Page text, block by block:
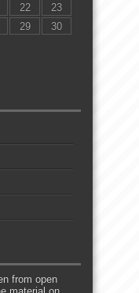
22
23
29
30
from open
material on